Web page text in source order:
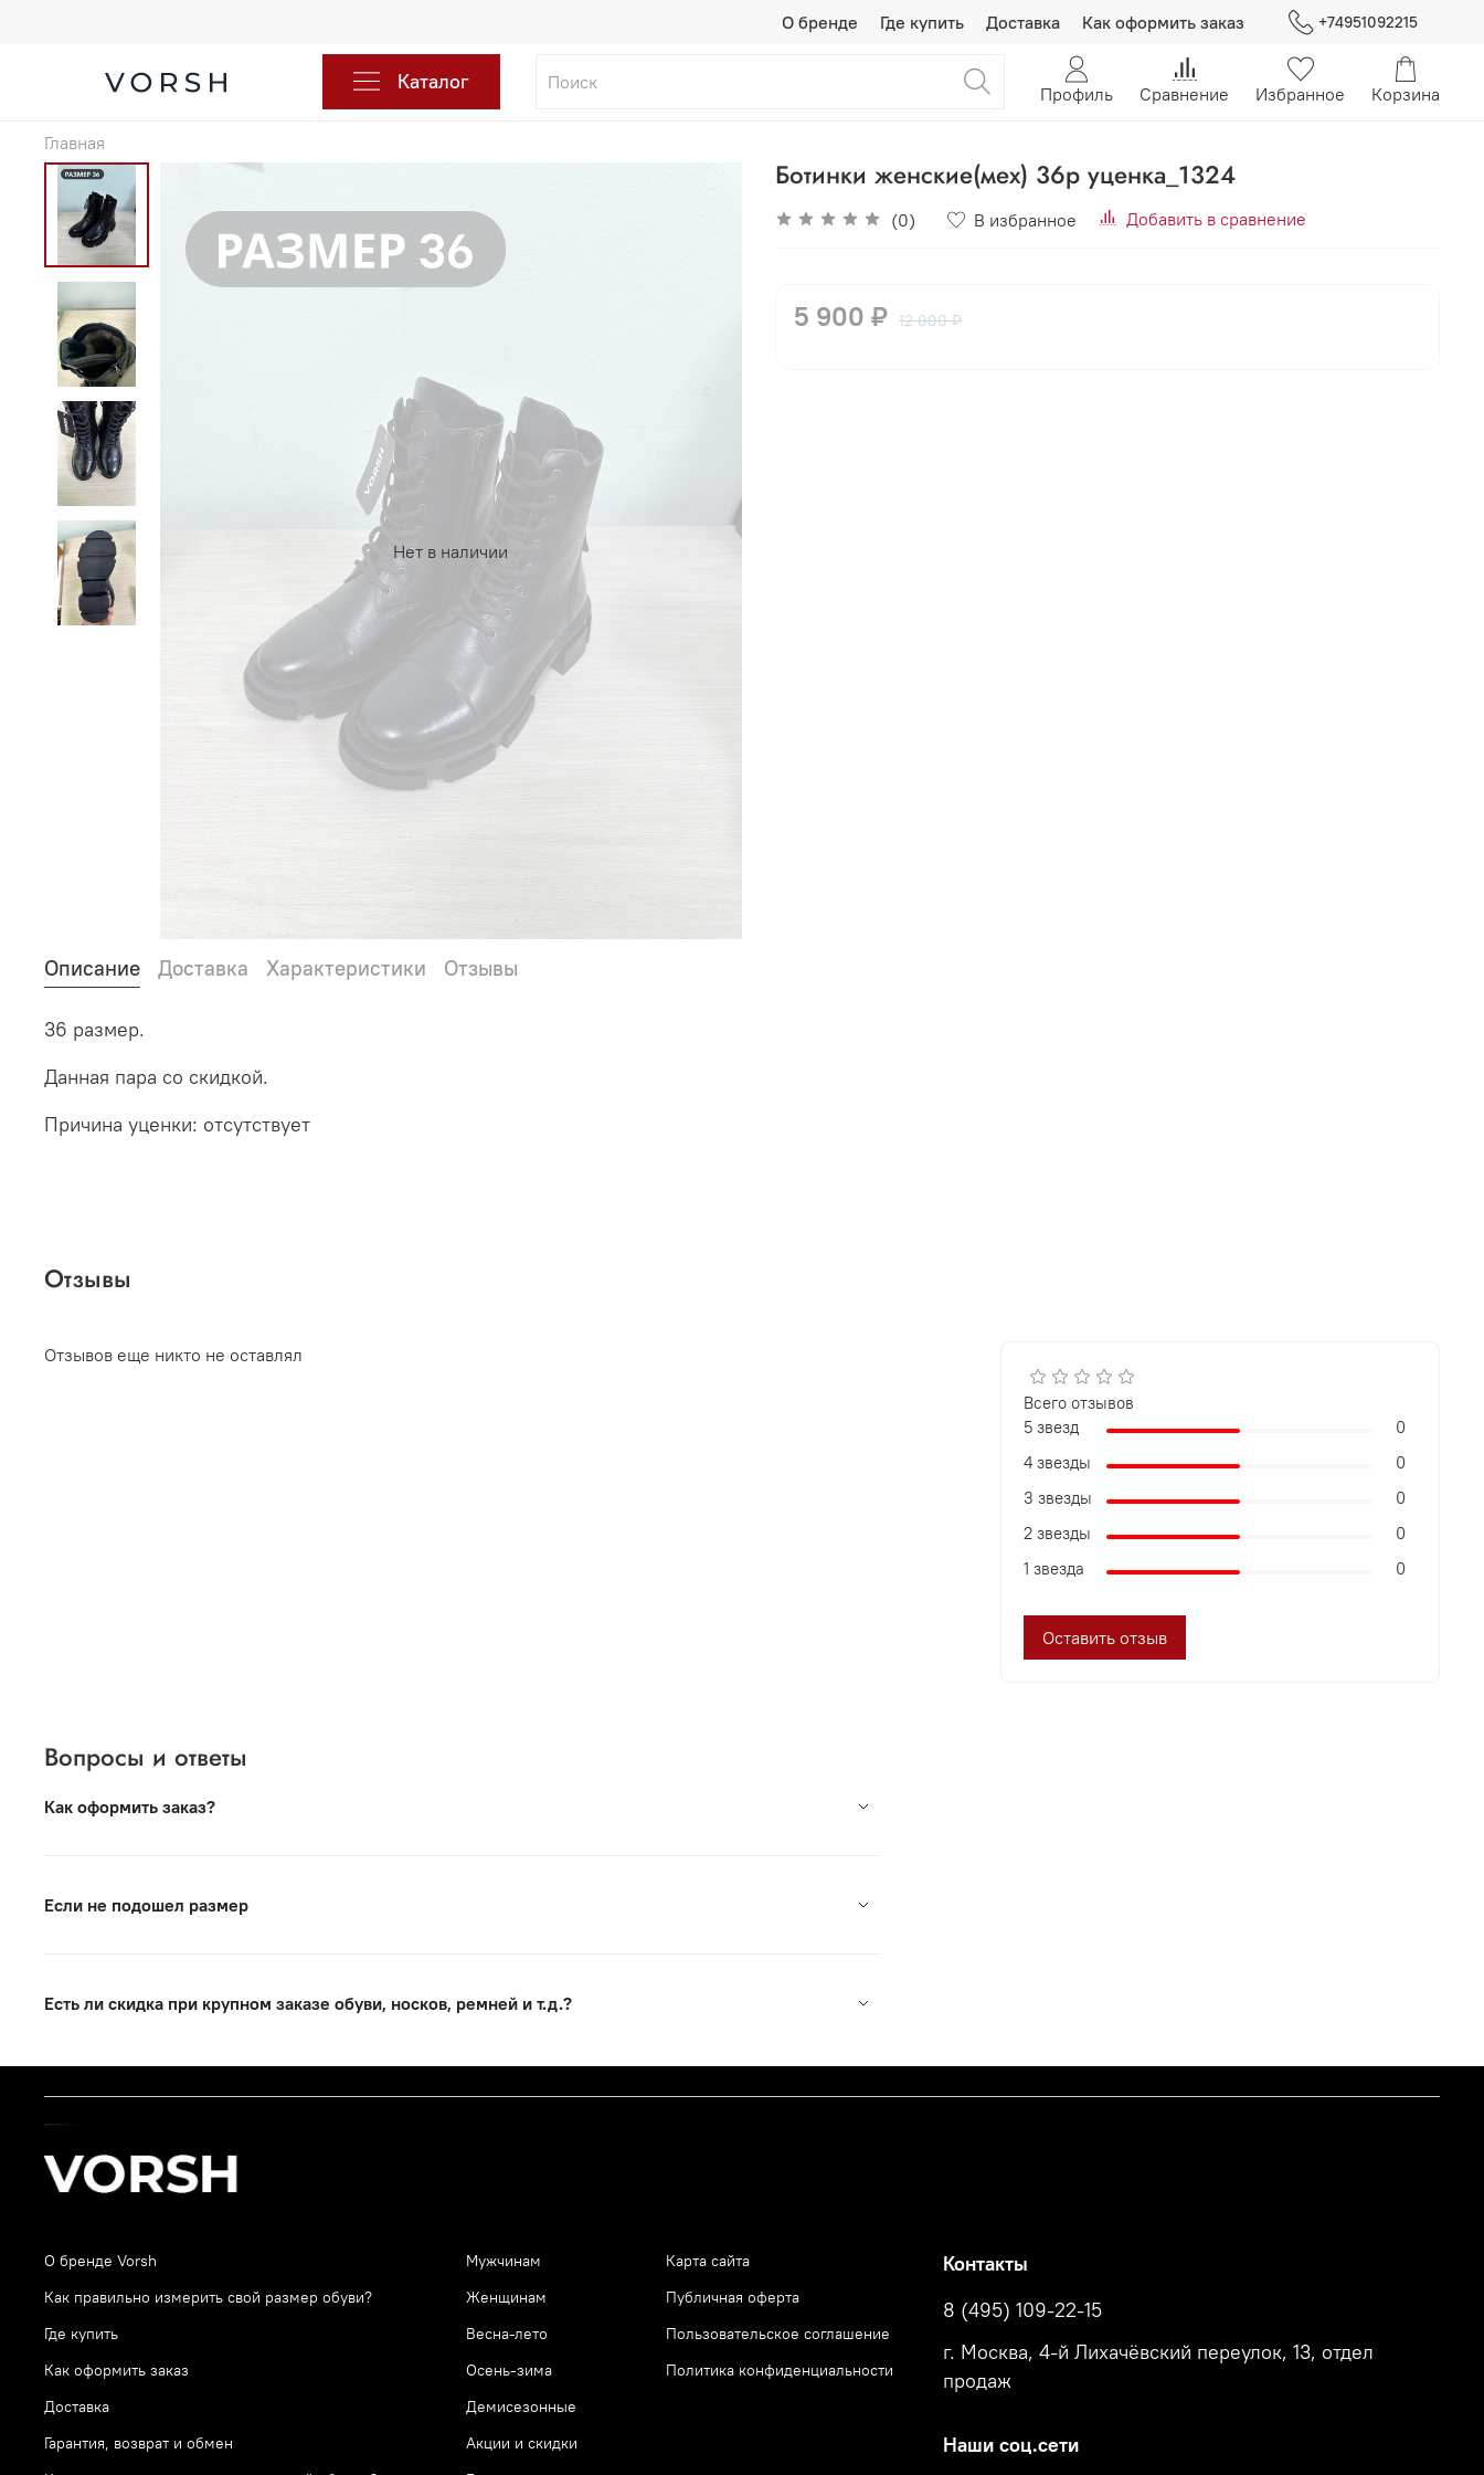
О бренде Где купить Доставка Как оформить заказ +74951092215
Каталог Профиль Сравнение Избранное Корзина
Главная
Нет в наличии
Ботинки женские(мех) 36р уценка_1324
(0) В избранное Добавить в сравнение
5 900 ₽ 12 000 ₽
Описание Доставка Характеристики Отзывы
36 размер.
Данная пара со скидкой.
Причина уценки: отсутствует
Отзывы
Отзывов еще никто не оставлял
Всего отзывов
5 звезд
0
4 звезды
0
3 звезды
0
2 звезды
0
1 звезда
0
Оставить отзыв
Вопросы и ответы
Как оформить заказ?
будем рады помочь Вам!
Если не подошел размер
покупки, если сохранен товарный вид и свойства.
Есть ли скидка при крупном заказе обуви, носков, ремней и т. д.?
О бренде Vorsh
Как правильно измерить свой размер обуви?
Где купить
Как оформить заказ
Доставка
Гарантия, возврат и обмен
Мужчинам
Женщинам
Весна-лето
Осень-зима
Демисезонные
Акции и скидки
Карта сайта
Публичная оферта
Пользовательское соглашение
Политика конфиденциальности
Контакты
8 (495) 109-22-15
г. Москва, 4-й Лихачёвский переулок, 13, отдел
продаж
Наши соц.сети